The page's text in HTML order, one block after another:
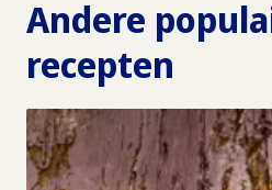
Andere
recepten